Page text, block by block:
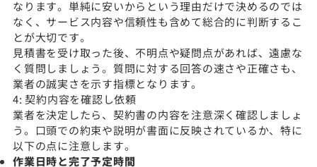
なります。単純に安いからという理由だけで決めるのでは
なく、サービス内容や信頼性も含めて総合的に判断するこ
とが大切です。
見積書を受け取った後、不明点や疑問点があれば、遠慮な
く質問しましょう。質問に対する回答の速さや正確さも、
業者の誠実さを示す指標となります。
4: 契約内容を確認し依頼
業者を決定したら、契約書の内容を注意深く確認しましょ
う。口頭での約束や説明が書面に反映されているか、特に
以下の点に注意します。
作業日時と完了予定時間